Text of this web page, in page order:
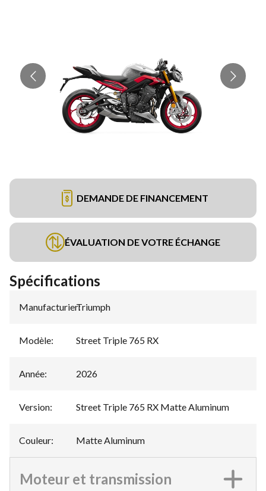
DEMANDE DE FINANCEMENT
ÉVALUATION DE VOTRE ÉCHANGE
Spécifications
Manufacturier:
Triumph
Modèle: Street Triple 765 RX
Année: 2026
Version: Street Triple 765 RX Matte Aluminum
Couleur: Matte Aluminum
Moteur et transmission